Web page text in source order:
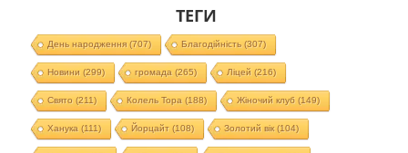
ТЕГИ
День народження(707) Благодійність (307)
Новини (299) громада (265) Ліцей (216)
Свято (211) Колель Тора (188) Жіночий клуб (149)
Ханука (111) Йорцайт (108) Золотий вік(104)